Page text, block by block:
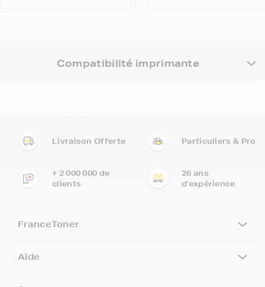
Compatibilité imprimante
Livraison Offerte Particuliers & Pro
+ 2 000 000 de
clients
26 ans
d'expérience
FranceToner
Aide